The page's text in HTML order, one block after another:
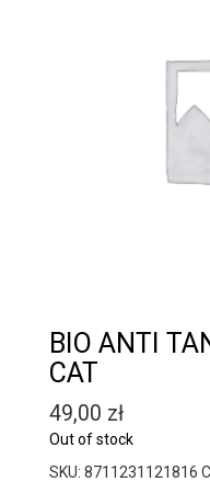
BIO ANTI
CAT
49,00 zł
Out of stock
SKU: 8711231121816